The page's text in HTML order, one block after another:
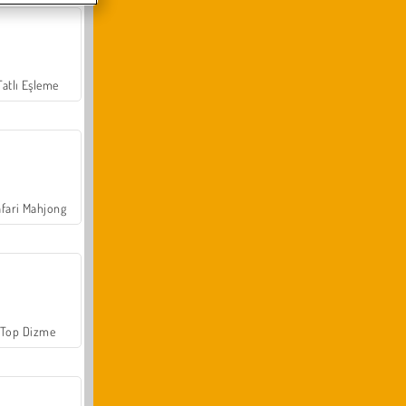
Eşleme
Mahjong
Top Dizme